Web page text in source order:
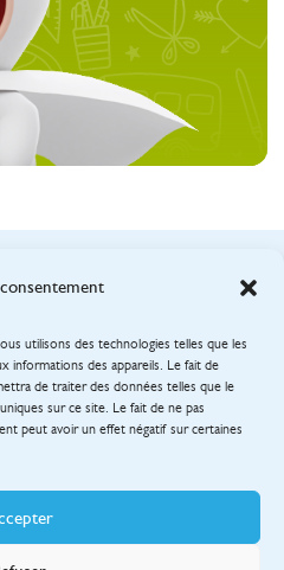
utilisons des technologies telles que les
des appareils. Le fait de
de traiter des données telles que le
sur ce site. Le fait de ne pas
peut avoir un effet négatif sur certaines